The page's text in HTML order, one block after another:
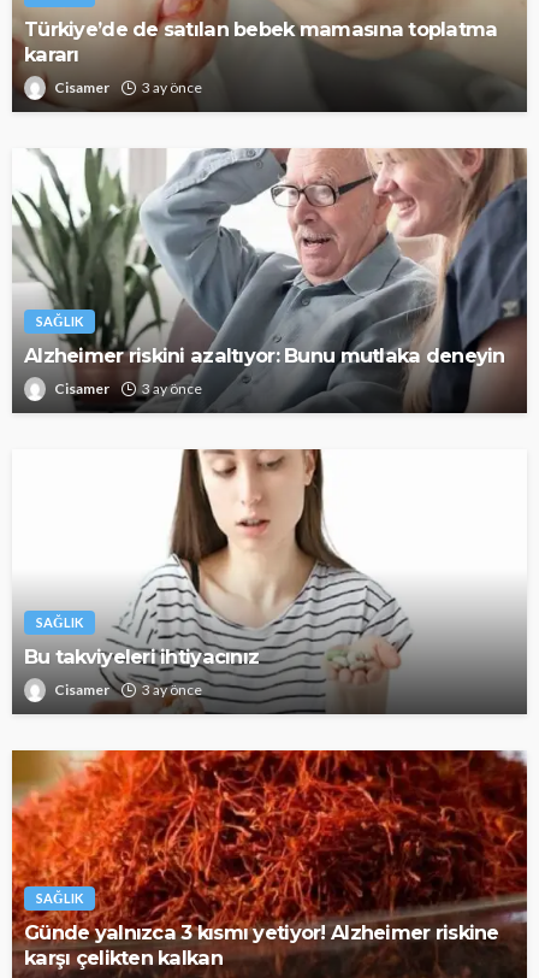
Türkiye’de de satılan bebek mamasına toplatma
kararı
Cisamer 3 ay önce
SAĞLIK
Alzheimer riskini azaltıyor: Bunu mutlaka deneyin
Cisamer 3 ay önce
SAĞLIK
Bu takviyeleri ihtiyacınız
Cisamer 3 ay önce
SAĞLIK
Günde yalnızca 3 kısmı yetiyor! Alzheimer riskine
karşı çelikten kalkan